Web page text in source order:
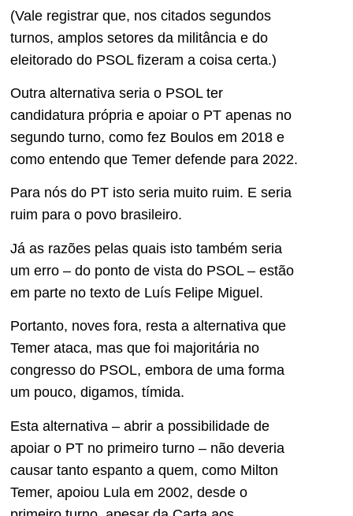
(Vale registrar que, nos citados segundos
turnos, amplos setores da militância e do
eleitorado do PSOL fizeram a coisa certa.)
Outra alternativa seria o PSOL ter
candidatura própria e apoiar o PT apenas no
segundo turno, como fez Boulos em 2018 e
como entendo que Temer defende para 2022.
Para nós do PT isto seria muito ruim. E seria
ruim para o povo brasileiro.
Já as razões pelas quais isto também seria
um erro – do ponto de vista do PSOL – estão
em parte no texto de Luís Felipe Miguel.
Portanto, noves fora, resta a alternativa que
Temer ataca, mas que foi majoritária no
congresso do PSOL, embora de uma forma
um pouco, digamos, tímida.
Esta alternativa – abrir a possibilidade de
apoiar o PT no primeiro turno – não deveria
causar tanto espanto a quem, como Milton
Temer, apoiou Lula em 2002, desde o